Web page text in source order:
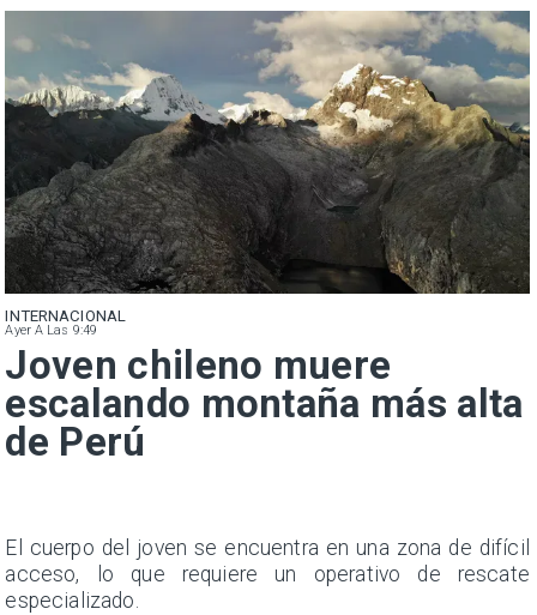
INTERNACIONAL
Ayer A Las 9:49
Joven chileno muere
escalando montaña más alta
de Perú
El cuerpo del joven se encuentra en una zona de difícil
acceso, lo que requiere un operativo de rescate
especializado.